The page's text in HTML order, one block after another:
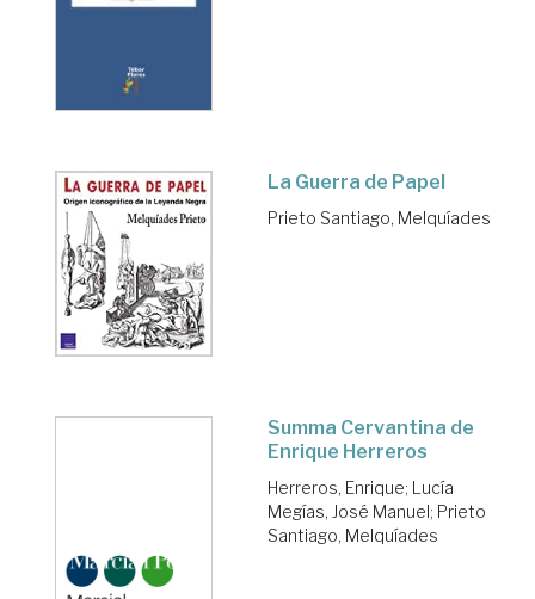
La Guerra de Papel
Prieto Santiago, Melquíades
Summa Cervantina de
Enrique Herreros
Herreros, Enrique; Lucía
Megías, José Manuel; Prieto
Santiago, Melquíades